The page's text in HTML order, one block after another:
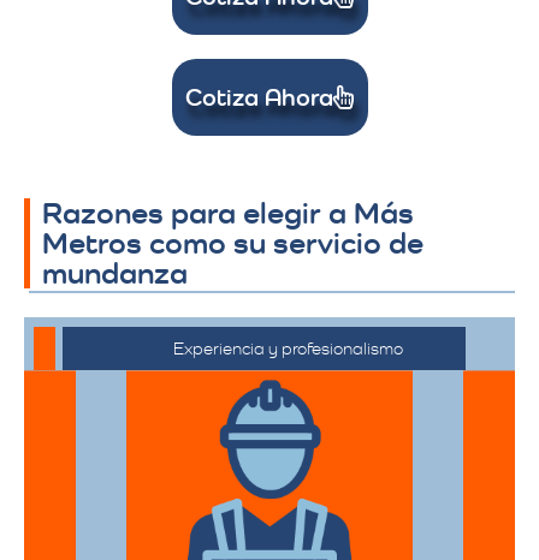
Cotiza Ahora
Razones para elegir a Más
Metros como su servicio de
mundanza
Experiencia y profesionalismo
El equipo de expertos en mudanzas de
alta gama está capacitado para manejar
desde objetos delicados hasta muebles
de gran tamaño con el mayor cuidado.